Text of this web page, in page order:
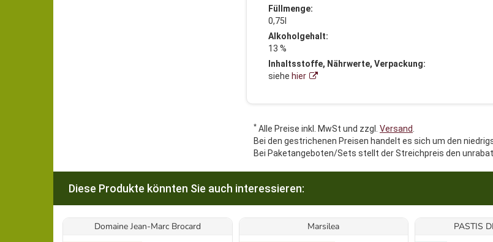
Füllmenge:
0,75l
Alkoholgehalt:
13 %
Inhaltsstoffe, Nährwerte, Verpackung:
siehe hier
* Alle Preise inkl. MwSt und zzgl. Versand
Bei den gestrichenen Preisen handelt es sich um den
Bei Paketangeboten/Sets stellt der Streichpreis den
Diese Produkte könnten Sie auch interessieren:
Domaine Jean-Marc Brocard Marsilea PASTIS